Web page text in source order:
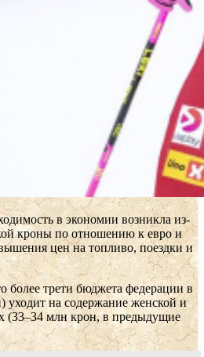
в экономии возникла из-
кроны по отношению к евро и
цен на топливо, поездки и
более трети бюджета федерации в
уходит на содержание женской и
(33–34 млн крон, в предыдущие